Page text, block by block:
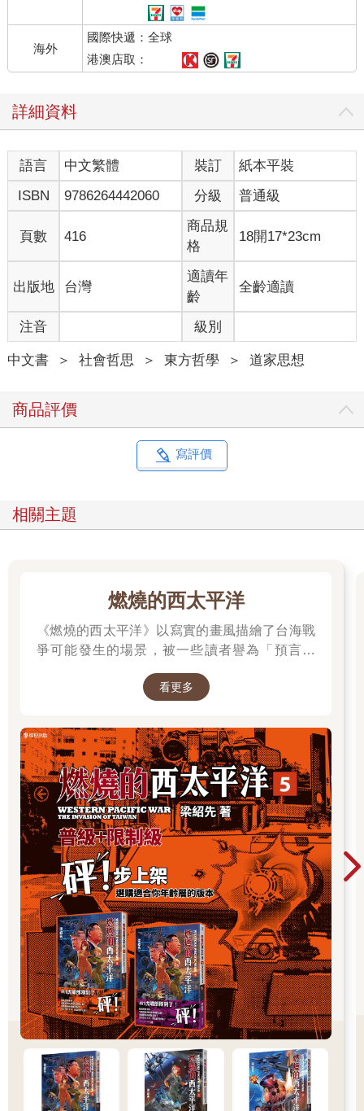
海外
國際快遞：全球
港澳店取：
詳細資料
語言 中文繁體 裝訂
紙本平裝
ISBN
9786264442060 分級 普通級
頁數 416
商品規
格
18開17*23cm
出版地 台灣
適讀年
齡
全齡適讀
注音 級別
中文書 ＞ 社會哲思 ＞ 東方哲學 ＞ 道家思想
商品評價
寫評價
相關主題
燃燒的西太平洋
《燃燒的西太平洋》以寫實的畫風描繪了台海戰
爭可能發生的場景，被一些讀者譽為「預言之
品在CCC連載中。第五集為最新級數，買就抽作
看更多